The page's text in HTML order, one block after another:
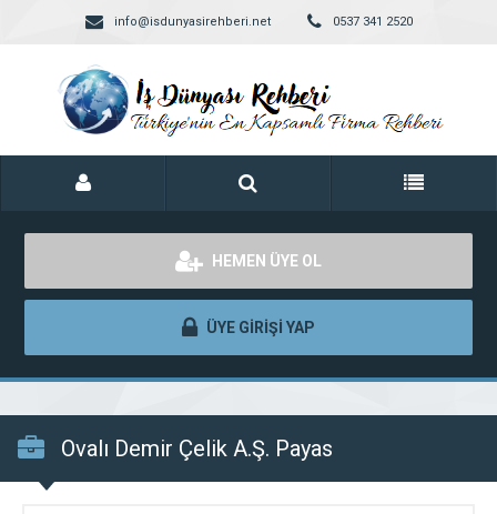
info@isdunyasirehberi.net 0537 341 2520
HEMEN ÜYE OL
ÜYE GİRİŞİ YAP
Ovalı Demir Çelik A.Ş. Payas